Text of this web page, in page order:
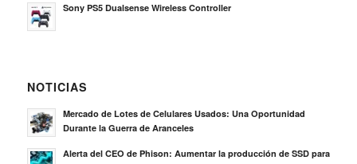
Sony PS5 Dualsense Wireless Controller
NOTICIAS
Mercado de Lotes de Celulares Usados: Una Oportunidad
Durante la Guerra de Aranceles
Alerta del CEO de Phison: Aumentar la producción de SSD para